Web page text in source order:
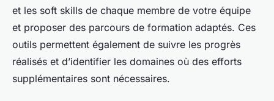
et les soft skills de chaque membre de votre équipe
et proposer des parcours de formation adaptés. Ces
outils permettent également de suivre les progrès
réalisés et d’identifier les domaines où des efforts
supplémentaires sont nécessaires.